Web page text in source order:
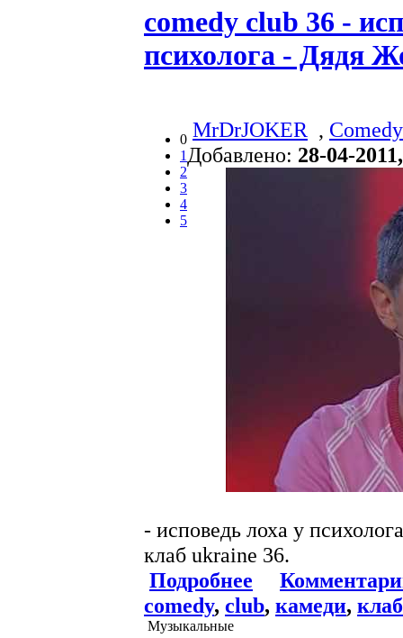
comedy club 36 -
психолога - Дядя
0
1
2
3
4
5
MrDrJOKER ,
Добавлено: 28-04-
- исповедь лоха у
клаб ukraine 36.
Подробнее
comedy, club, камеди, клаб
Музыкальные